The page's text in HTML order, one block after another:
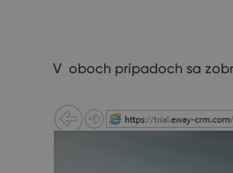
V oboch prípadoch sa